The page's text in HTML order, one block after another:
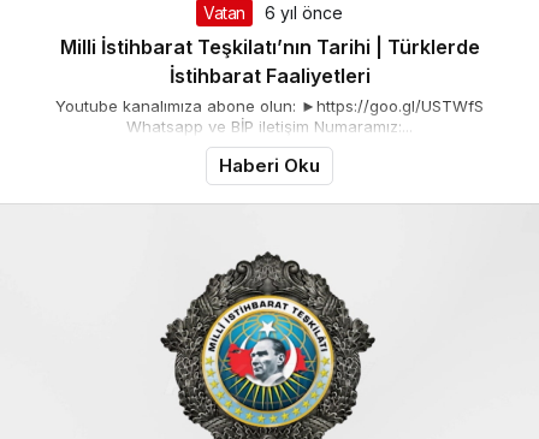
Vatan 6 yıl önce
Milli İstihbarat Teşkilatı’nın Tarihi | Türklerde
İstihbarat Faaliyetleri
Youtube kanalımıza abone olun: ►https://goo.gl/USTWfS
Whatsapp ve BİP iletişim Numaramız:...
Haberi Oku